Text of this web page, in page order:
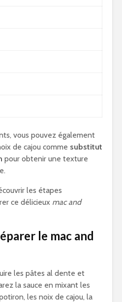
vous pouvez également
de cajou comme substitut
pour obtenir une texture
les étapes
ce délicieux mac and
le mac and
les pâtes al dente et
la sauce en mixant les
les noix de cajou, la